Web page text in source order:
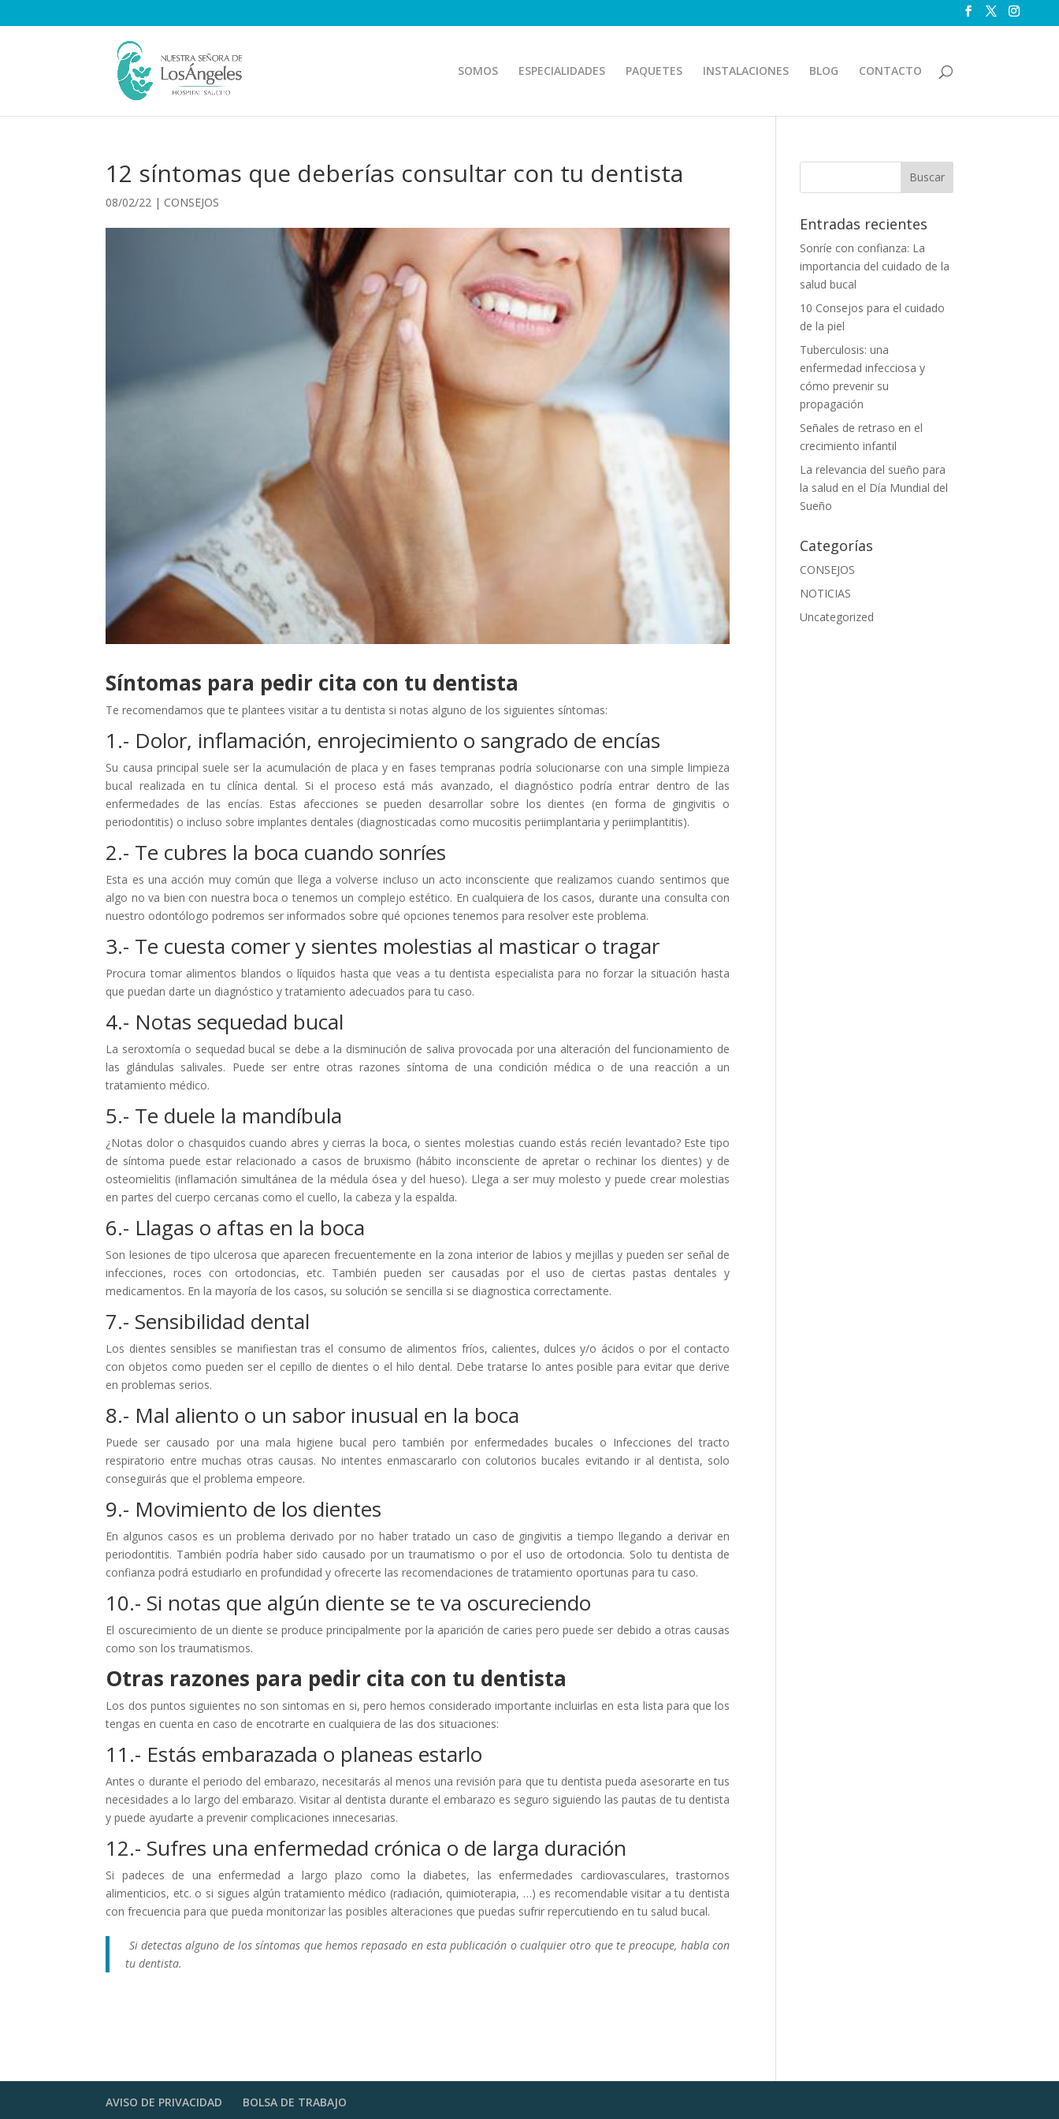
SOMOS ESPECIALIDADES PAQUETES INSTALACIONES BLOG CONTACTO
12 síntomas que deberías consultar con tu dentista
08/02/22 | CONSEJOS
Síntomas para pedir cita con tu dentista
Te recomendamos que te plantees visitar a tu dentista si notas alguno de los siguientes síntomas:
1.- Dolor, inflamación, enrojecimiento o sangrado de encías
Su causa principal suele ser la acumulación de placa y en fases tempranas podría solucionarse con una simple limpieza
bucal realizada en tu clínica dental. Si el proceso está más avanzado, el diagnóstico podría entrar dentro de las
enfermedades de las encías. Estas afecciones se pueden desarrollar sobre los dientes (en forma de gingivitis o
periodontitis) o incluso sobre implantes dentales (diagnosticadas como mucositis periimplantaria y periimplantitis).
2.- Te cubres la boca cuando sonríes
Esta es una acción muy común que llega a volverse incluso un acto inconsciente que realizamos cuando sentimos que
algo no va bien con nuestra boca o tenemos un complejo estético. En cualquiera de los casos, durante una consulta con
nuestro odontólogo podremos ser informados sobre qué opciones tenemos para resolver este problema.
3.- Te cuesta comer y sientes molestias al masticar o tragar
Procura tomar alimentos blandos o líquidos hasta que veas a tu dentista especialista para no forzar la situación hasta
que puedan darte un diagnóstico y tratamiento adecuados para tu caso.
4.- Notas sequedad bucal
La seroxtomía o sequedad bucal se debe a la disminución de saliva provocada por una alteración del funcionamiento de
las glándulas salivales. Puede ser entre otras razones síntoma de una condición médica o de una reacción a un
tratamiento médico.
5.- Te duele la mandíbula
¿Notas dolor o chasquidos cuando abres y cierras la boca, o sientes molestias cuando estás recién levantado? Este tipo
de síntoma puede estar relacionado a casos de bruxismo (hábito inconsciente de apretar o rechinar los dientes) y de
osteomielitis (inflamación simultánea de la médula ósea y del hueso). Llega a ser muy molesto y puede crear molestias
en partes del cuerpo cercanas como el cuello, la cabeza y la espalda.
6.- Llagas o aftas en la boca
Son lesiones de tipo ulcerosa que aparecen frecuentemente en la zona interior de labios y mejillas y pueden ser señal de
infecciones, roces con ortodoncias, etc. También pueden ser causadas por el uso de ciertas pastas dentales y
medicamentos. En la mayoría de los casos, su solución se sencilla si se diagnostica correctamente.
7.- Sensibilidad dental
Los dientes sensibles se manifiestan tras el consumo de alimentos fríos, calientes, dulces y/o ácidos o por el contacto
con objetos como pueden ser el cepillo de dientes o el hilo dental. Debe tratarse lo antes posible para evitar que derive
en problemas serios.
8.- Mal aliento o un sabor inusual en la boca
Puede ser causado por una mala higiene bucal pero también por enfermedades bucales o Infecciones del tracto
respiratorio entre muchas otras causas. No intentes enmascararlo con colutorios bucales evitando ir al dentista, solo
conseguirás que el problema empeore.
9.- Movimiento de los dientes
En algunos casos es un problema derivado por no haber tratado un caso de gingivitis a tiempo llegando a derivar en
periodontitis. También podría haber sido causado por un traumatismo o por el uso de ortodoncia. Solo tu dentista de
confianza podrá estudiarlo en profundidad y ofrecerte las recomendaciones de tratamiento oportunas para tu caso.
10.- Si notas que algún diente se te va oscureciendo
El oscurecimiento de un diente se produce principalmente por la aparición de caries pero puede ser debido a otras causas
como son los traumatismos.
Otras razones para pedir cita con tu dentista
Los dos puntos siguientes no son sintomas en si, pero hemos considerado importante incluirlas en esta lista para que los
tengas en cuenta en caso de encotrarte en cualquiera de las dos situaciones:
11.- Estás embarazada o planeas estarlo
Antes o durante el periodo del embarazo, necesitarás al menos una revisión para que tu dentista pueda asesorarte en tus
necesidades a lo largo del embarazo. Visitar al dentista durante el embarazo es seguro siguiendo las pautas de tu dentista
y puede ayudarte a prevenir complicaciones innecesarias.
12.- Sufres una enfermedad crónica o de larga duración
Si padeces de una enfermedad a largo plazo como la diabetes, las enfermedades cardiovasculares, trastornos
alimenticios, etc. o si sigues algún tratamiento médico (radiación, quimioterapia, …) es recomendable visitar a tu dentista
con frecuencia para que pueda monitorizar las posibles alteraciones que puedas sufrir repercutiendo en tu salud bucal.
Si detectas alguno de los síntomas que hemos repasado en esta publicación o cualquier otro que te preocupe, habla con
tu dentista.
Entradas recientes
Sonríe con confianza: La
importancia del cuidado de la
salud bucal
10 Consejos para el cuidado
de la piel
Tuberculosis: una
enfermedad infecciosa y
cómo prevenir su
propagación
Señales de retraso en el
crecimiento infantil
La relevancia del sueño para
la salud en el Día Mundial del
Sueño
Categorías
CONSEJOS
NOTICIAS
Uncategorized
AVISO DE PRIVACIDAD BOLSA DE TRABAJO